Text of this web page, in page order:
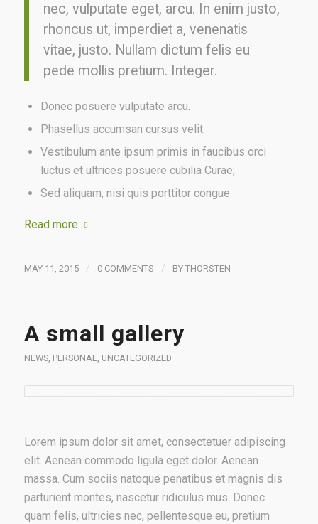
nec, vulputate eget, arcu. In enim justo,
rhoncus ut, imperdiet a, venenatis
vitae, justo. Nullam dictum felis eu
pede mollis pretium. Integer.
Donec posuere vulputate arcu.
Phasellus accumsan cursus velit.
Vestibulum ante ipsum primis in faucibus orci
luctus et ultrices posuere cubilia Curae;
Sed aliquam, nisi quis porttitor congue
Read more
MAY 11, 2015 / 0 COMMENTS / BY THORSTEN
A small gallery
NEWS, PERSONAL, UNCATEGORIZED
Lorem ipsum dolor sit amet, consectetuer adipiscing
elit. Aenean commodo ligula eget dolor. Aenean
massa. Cum sociis natoque penatibus et magnis dis
parturient montes, nascetur ridiculus mus. Donec
quam felis, ultricies nec, pellentesque eu, pretium